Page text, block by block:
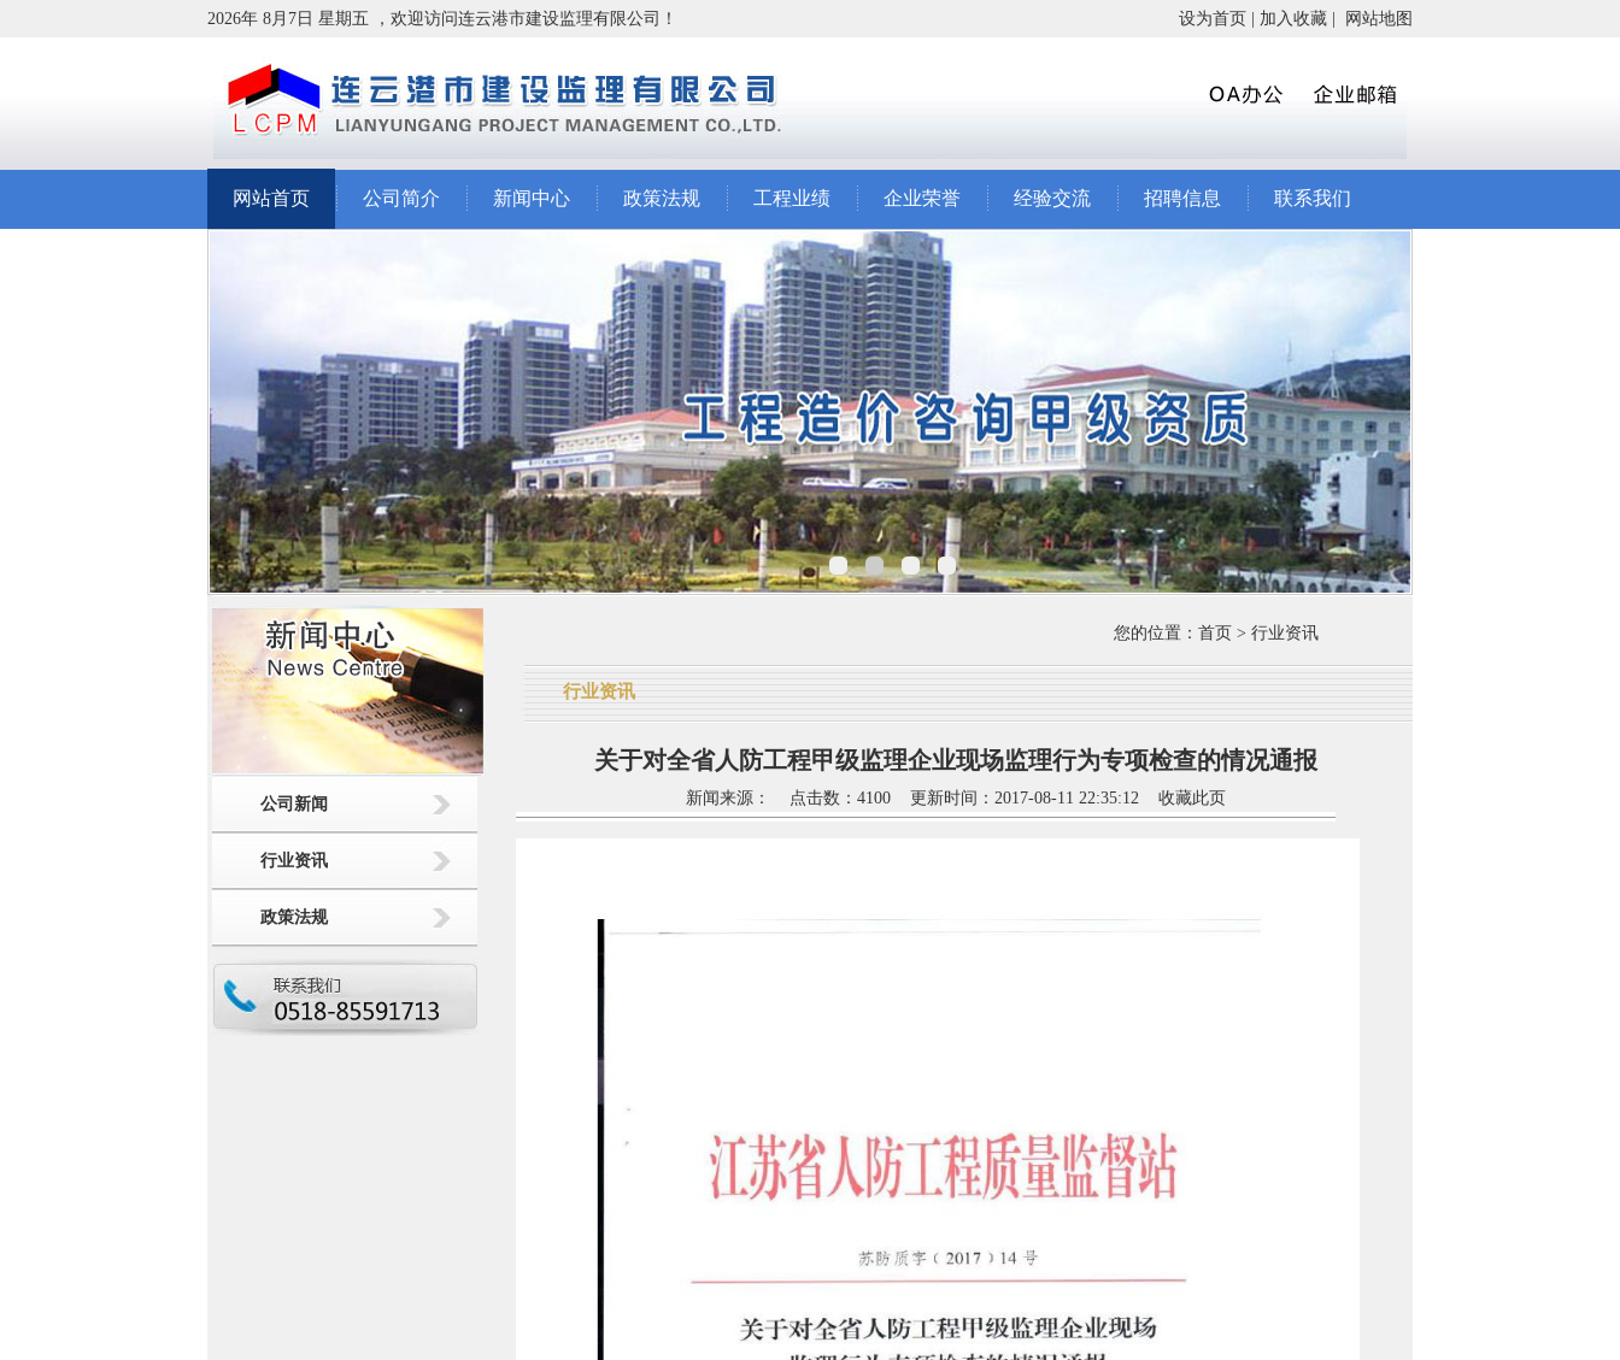
2026年 8月7日 星期五 ，欢迎访问连云港市建设监理有限公司！ 设为首页 加入收藏 网站地图
网站首页 公司简介 新闻中心 政策法规 工程业绩 企业荣誉 经验交流 招聘信息 联系我们
公司新闻
行业资讯
政策法规
您的位置：首页 > 行业资讯
行业资讯
关于对全省人防工程甲级监理企业现场监理行为专项检查的情况通报
新闻来源： 点击数：4100 更新时间：2017-08-11 22:35:12 收藏此页